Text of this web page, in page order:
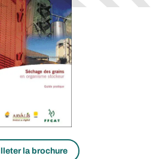
la brochure